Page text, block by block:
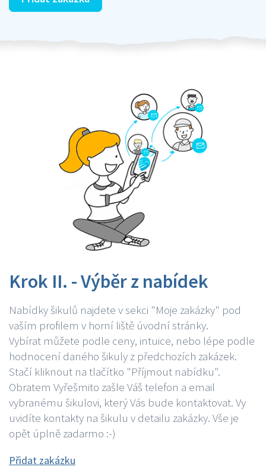
Krok II. - Výběr z nabídek
Nabídky šikulů najdete v sekci "Moje zakázky" pod
vaším profilem v horní liště úvodní stránky.
Vybírat můžete podle ceny, intuice, nebo lépe podle
hodnocení daného šikuly z předchozích zakázek.
Stačí kliknout na tlačítko "Příjmout nabídku".
Obratem Vyřešmito zašle Váš telefon a email
vybranému šikulovi, který Vás bude kontaktovat. Vy
uvidíte kontakty na šikulu v detailu zakázky. Vše je
opět úplně zadarmo :-)
Přidat zakázku